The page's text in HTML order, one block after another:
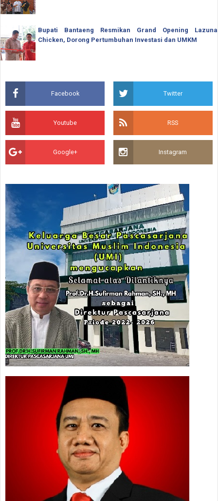
Bupati Bantaeng Resmikan Grand Opening Lazuna
Chicken, Dorong Pertumbuhan Investasi dan UMKM
Facebook Twitter
Youtube RSS
Google+ Instagram